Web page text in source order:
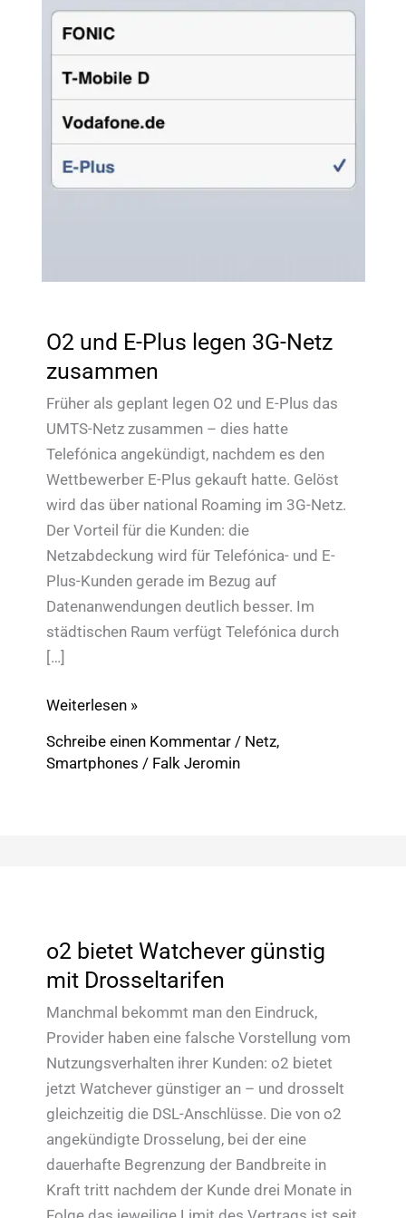
O2 und E-Plus legen 3G-Netz
zusammen
Früher als geplant legen O2 und E-Plus das
UMTS-Netz zusammen – dies hatte
Telefónica angekündigt, nachdem es den
Wettbewerber E-Plus gekauft hatte. Gelöst
wird das über national Roaming im 3G-Netz.
Der Vorteil für die Kunden: die
Netzabdeckung wird für Telefónica- und E-
Plus-Kunden gerade im Bezug auf
Datenanwendungen deutlich besser. Im
städtischen Raum verfügt Telefónica durch
[…]
O2
E-
Weiterlesen »
Schreibe einen Kommentar / Netz,
Smartphones / Falk Jeromin
o2 bietet Watchever günstig
mit Drosseltarifen
Manchmal bekommt man den Eindruck,
Provider haben eine falsche Vorstellung vom
Nutzungsverhalten ihrer Kunden: o2 bietet
jetzt Watchever günstiger an – und drosselt
gleichzeitig die DSL-Anschlüsse. Die von o2
angekündigte Drosselung, bei der eine
dauerhafte Begrenzung der Bandbreite in
Kraft tritt nachdem der Kunde drei Monate in